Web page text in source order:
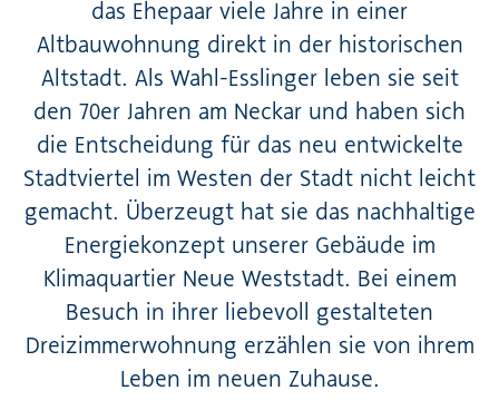
das Ehepaar viele Jahre in einer
Altbauwohnung direkt in der historischen
Altstadt. Als Wahl-Esslinger leben sie seit
den 70er Jahren am Neckar und haben sich
die Entscheidung für das neu entwickelte
Stadtviertel im Westen der Stadt nicht leicht
gemacht. Überzeugt hat sie das nachhaltige
Energiekonzept unserer Gebäude im
Klimaquartier Neue Weststadt. Bei einem
Besuch in ihrer liebevoll gestalteten
Dreizimmerwohnung erzählen sie von ihrem
Leben im neuen Zuhause.